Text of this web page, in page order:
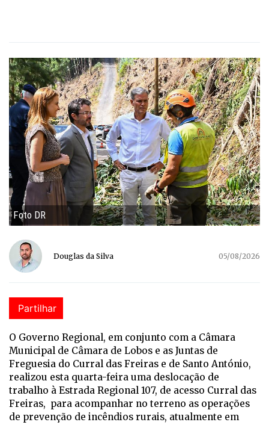
Foto DR
Douglas da Silva 05/08/2026
Partilhar
O Governo Regional, em conjunto com a Câmara
Municipal de Câmara de Lobos e as Juntas de
Freguesia do Curral das Freiras e de Santo António,
realizou esta quarta-feira uma deslocação de
trabalho à Estrada Regional 107, de acesso Curral das
Freiras, para acompanhar no terreno as operações
de prevenção de incêndios rurais, atualmente em